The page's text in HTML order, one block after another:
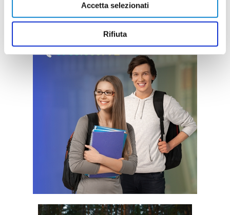
Accetta selezionati
Rifiuta